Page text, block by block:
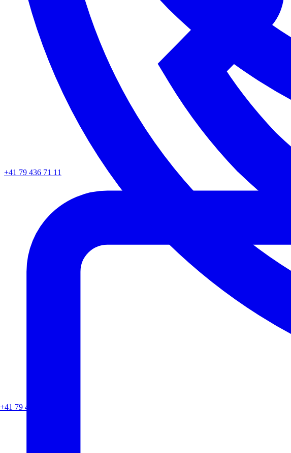
+41 79 436 71 11
+41 79 436 71 11